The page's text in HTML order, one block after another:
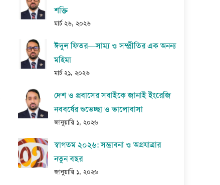
শক্তি
মার্চ ২৬, ২০২৬
ঈদুল ফিতর—সাম্য ও সম্প্রীতির এক অনন্য
মহিমা
মার্চ ২১, ২০২৬
দেশ ও প্রবাসের সবাইকে জানাই ইংরেজি
নববর্ষের শুভেচ্ছা ও ভালোবাসা
জানুয়ারি ১, ২০২৬
স্বাগতম ২০২৬: সম্ভাবনা ও অগ্রযাত্রার
নতুন বছর
জানুয়ারি ১, ২০২৬